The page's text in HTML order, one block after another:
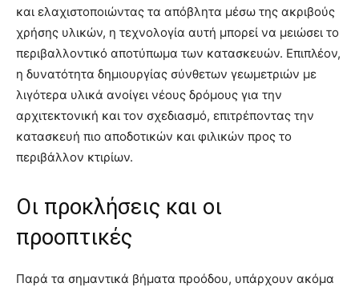
και ελαχιστοποιώντας τα απόβλητα μέσω της ακριβούς
χρήσης υλικών, η τεχνολογία αυτή μπορεί να μειώσει το
περιβαλλοντικό αποτύπωμα των κατασκευών. Επιπλέον,
η δυνατότητα δημιουργίας σύνθετων γεωμετριών με
λιγότερα υλικά ανοίγει νέους δρόμους για την
αρχιτεκτονική και τον σχεδιασμό, επιτρέποντας την
κατασκευή πιο αποδοτικών και φιλικών προς το
περιβάλλον κτιρίων.
Οι προκλήσεις και οι
προοπτικές
Παρά τα σημαντικά βήματα προόδου, υπάρχουν ακόμα